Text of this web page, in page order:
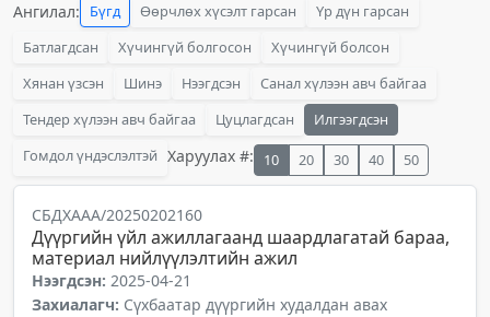
Ангилал: Бүгд Өөрчлөх хүсэлт гарсан
Үр дүн гарсан
Батлагдсан
Хүчингүй болгосон
Хүчингүй болсон
Хянан үзсэн
Шинэ Нээгдсэн
Санал хүлээн авч байгаа
Тендер хүлээн авч байгаа
Цуцлагдсан
Илгээгдсэн
Гомдол үндэслэлтэй Харуулах #: 10 20 30 40 50
СБДХААА/20250202160
Дүүргийн үйл ажиллагаанд шаардлагатай бараа,
материал нийлүүлэлтийн ажил
Нээгдсэн: 2025-04-21
Захиалагч: Сүхбаатар дүүргийн худалдан авах